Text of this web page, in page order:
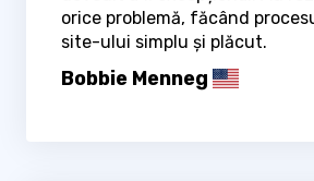
orice problemă, făcând
site-ului simplu și plăcut.
Bobbie Menneg